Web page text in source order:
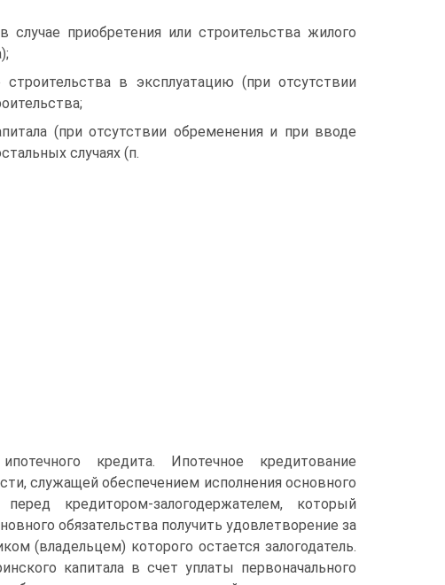
приобретения или строительства жилого
в эксплуатацию (при отсутствии
(при отсутствии обременения и при вводе
случаях (п.
кредита. Ипотечное кредитование
служащей обеспечением исполнения основного
кредитором-залогодержателем, который
обязательства получить удовлетворение за
(владельцем) которого остается залогодатель.
капитала в счет уплаты первоначального